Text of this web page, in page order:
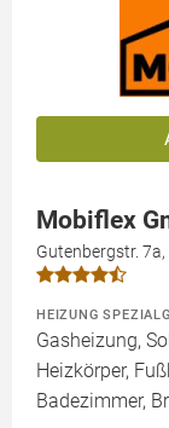
Mobiflex
Gutenbergstr.
HEIZUNG
Gasheizung,
Heizkörper,
Badezimmer,